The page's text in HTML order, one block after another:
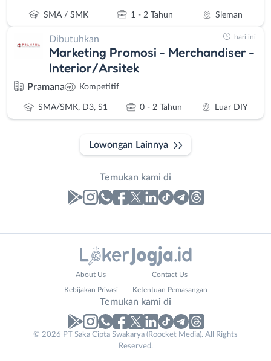
SMA / SMK 1 - 2 Tahun Sleman
Dibutuhkan
Marketing Promosi - Merchandiser -
Interior/Arsitek
Pramana Kompetitif
SMA/SMK, D3, S1 0 - 2 Tahun Luar DIY
hari ini
Lowongan Lainnya
Temukan kami di
No. Telp /
About Us Contact Us
Kebijakan Privasi Ketentuan Pemasangan
Temukan kami di
© 2026 PT Saka Cipta Swakarya (Roocket Media). All Rights
Reserved.